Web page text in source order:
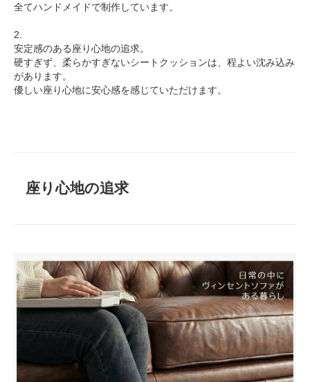
全てハンドメイドで制作しています。
2.
安定感のある座り心地の追求。
硬すぎず、柔らかすぎないシートクッションは、程よい沈み込み
があります。
優しい座り心地に安心感を感じていただけます。
座り心地の追求